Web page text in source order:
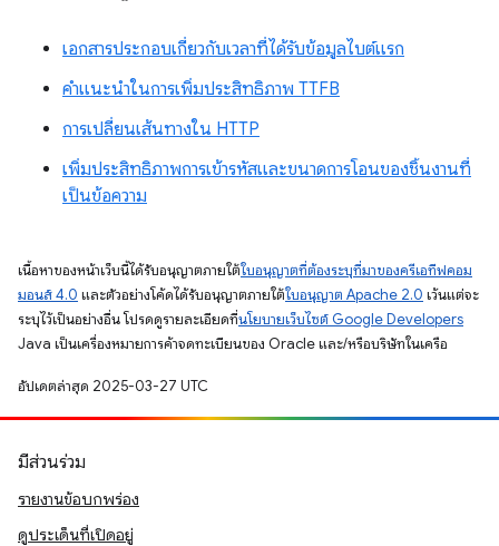
เอกสารประกอบเกี่ยวกับเวลาที่ได้รับข้อมูลไบต์แรก
คำแนะนำในการเพิ่มประสิทธิภาพ TTFB
การเปลี่ยนเส้นทางใน HTTP
เพิ่มประสิทธิภาพการเข้ารหัสและขนาดการโอนของชิ้นงานที่
เป็นข้อความ
เนื้อหาของหน้าเว็บนี้ได้รับอนุญาตภายใต้ใบอนุญาตที่ต้องระบุที่มาของครีเอทีฟคอม
มอนส์ 4.0 และตัวอย่างโค้ดได้รับอนุญาตภายใต้ใบอนุญาต Apache 2.0 เว้นแต่จะ
ระบุไว้เป็นอย่างอื่น โปรดดูรายละเอียดที่นโยบายเว็บไซต์ Google Developers
Java เป็นเครื่องหมายการค้าจดทะเบียนของ Oracle และ/หรือบริษัทในเครือ
อัปเดตล่าสุด 2025-03-27 UTC
มีส่วนร่วม
รายงานข้อบกพร่อง
ดูประเด็นที่เปิดอยู่